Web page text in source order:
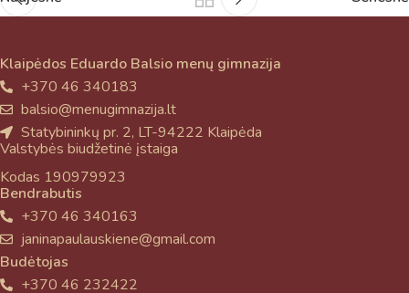
Klaipėdos Eduardo Balsio menų gimnazija
+370 46 340183
balsio@menugimnazija.lt
Statybininkų pr. 2, LT-94222 Klaipėda
Valstybės biudžetinė įstaiga
Kodas 190979923
Bendrabutis
+370 46 340163
janinapaulauskiene@gmail.com
Budėtojas
+370 46 232422